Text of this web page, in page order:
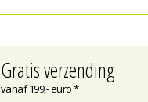
Gratis verzending
vanaf 199,- euro *